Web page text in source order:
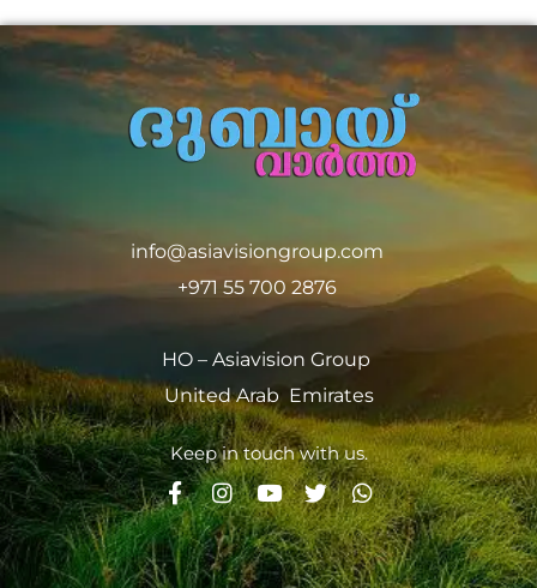
info@asiavisiongroup.com
+971 55 700 2876
HO – Asiavision Group
United Arab Emirates
Keep in touch with us.